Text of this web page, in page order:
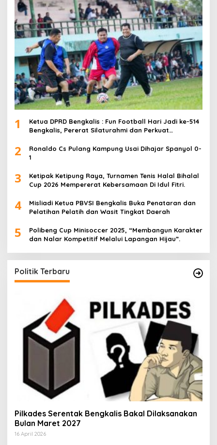
1
Ketua DPRD Bengkalis : Fun Football Hari Jadi ke-514
Bengkalis, Pererat Silaturahmi dan Perkuat
2
Ronaldo Cs Pulang Kampung Usai Dihajar Spanyol 0-
1
3
Ketipak Ketipung Raya, Turnamen Tenis Halal Bihalal
Cup 2026 Mempererat Kebersamaan Di Idul Fitri.
4
Misliadi Ketua PBVSI Bengkalis Buka Penataran dan
Pelatihan Pelatih dan Wasit Tingkat Daerah
5
Polibeng Cup Minisoccer 2025, “Membangun Karakter
dan Nalar Kompetitif Melalui Lapangan Hijau”.
Politik Terbaru
Pilkades Serentak Bengkalis Bakal Dilaksanakan
Bulan Maret 2027
16 April 2026